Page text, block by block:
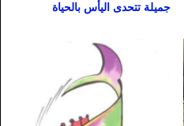
جميلة تتحدى اليأس بالحياة